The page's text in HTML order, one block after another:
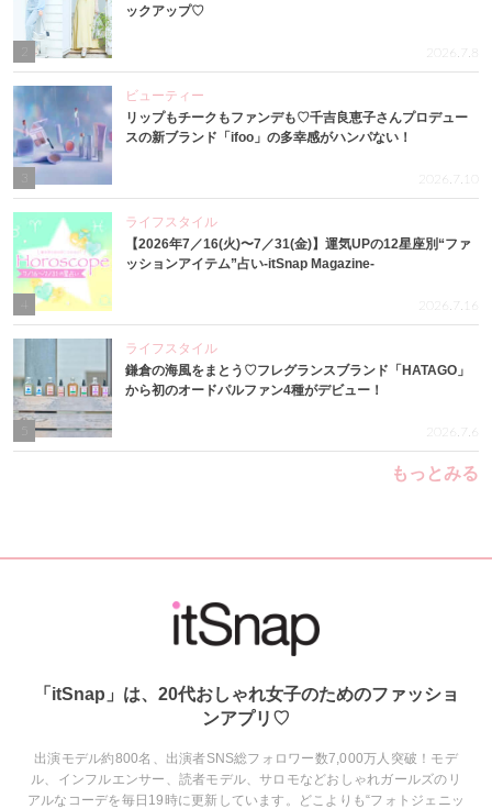
ックアップ♡
2026.7.8
3
ビューティー
リップもチークもファンデも♡千吉良恵子さんプロデュー
スの新ブランド「ifoo」の多幸感がハンパない！
2026.7.10
4
ライフスタイル
【2026年7／16(火)〜7／31(金)】運気UPの12星座別“ファ
ッションアイテム”占い-itSnap Magazine-
2026.7.16
ライフスタイル
鎌倉の海風をまとう♡フレグランスブランド「HATAGO」
から初のオードパルファン4種がデビュー！
2026.7.6
もっとみる
「itSnap」は、20代おしゃれ女子のためのファッショ
ンアプリ♡
出演モデル約800名、出演者SNS総フォロワー数7,000万人突破！モデ
ル、インフルエンサー、読者モデル、サロモなどおしゃれガールズのリ
アルなコーデを毎日19時に更新しています。どこよりも“フォトジェニッ